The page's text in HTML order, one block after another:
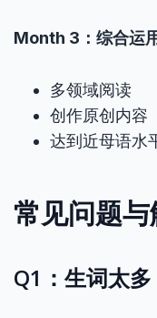
Month 3：综合运
多领域阅读
创作原创内容
达到近母语水
常见问题
Q1：生词太